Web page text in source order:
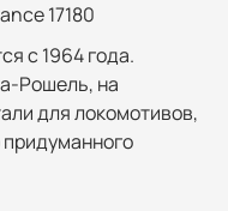
17180
с 1964 года.
Рошель, на
для локомотивов,